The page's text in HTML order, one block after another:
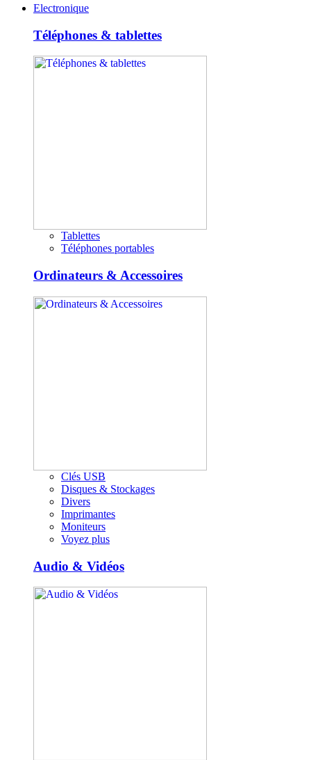
Electronique
Téléphones & tablettes
Tablettes
Téléphones portables
Ordinateurs & Accessoires
Clés USB
Disques & Stockages
Divers
Imprimantes
Moniteurs
Voyez plus
Audio & Vidéos